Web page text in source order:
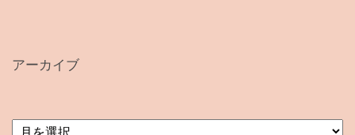
アーカイブ
ア